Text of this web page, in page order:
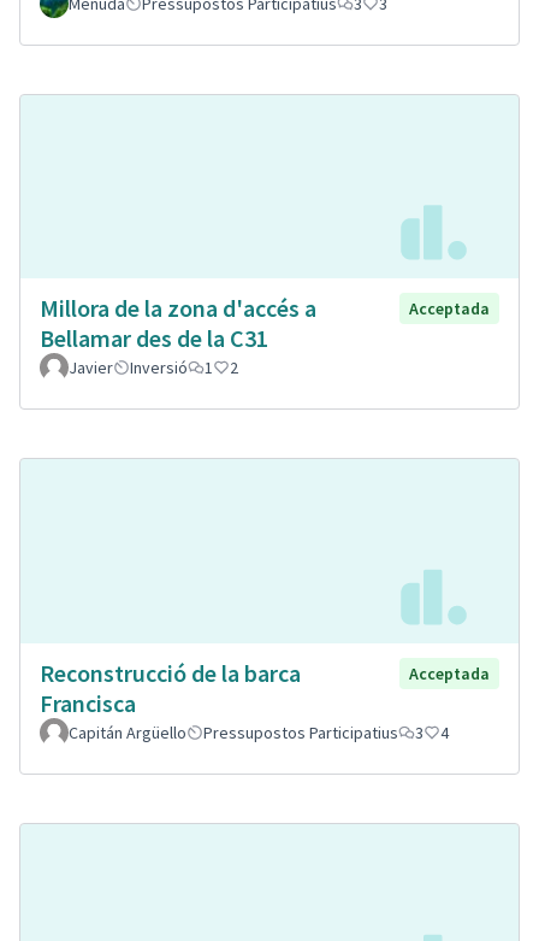
Millora de la zona d'accés a
Bellamar des de la C31
Acceptada
Javier Inversió 1 2
Reconstrucció de la barca
Francisca
Acceptada
Capitán Argüello Pressupostos Participatius 3 4